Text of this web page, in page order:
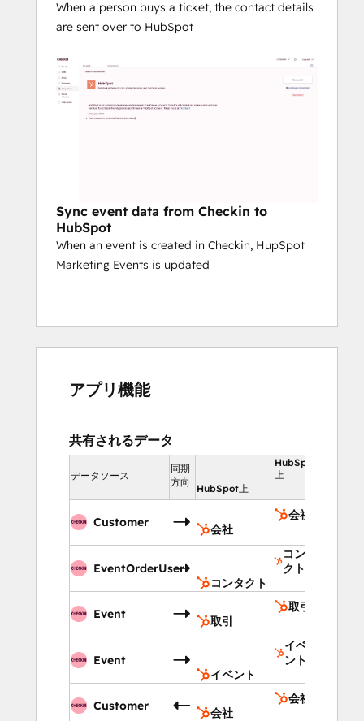
When a person buys a ticket, the contact details
are sent over to HubSpot
Sync event data from Checkin to
HubSpot
When an event is created in Checkin, HupSpot
Marketing Events is updated
アプリ機能
共有されるデータ
データソース
同期
方向
HubSpot
上
HubSpot上
Customer
会社
会社
EventOrderUser
コンタ
クト
コンタクト
Event
取引
取引
Event
イベ
ント
イベント
Customer
会社
会社